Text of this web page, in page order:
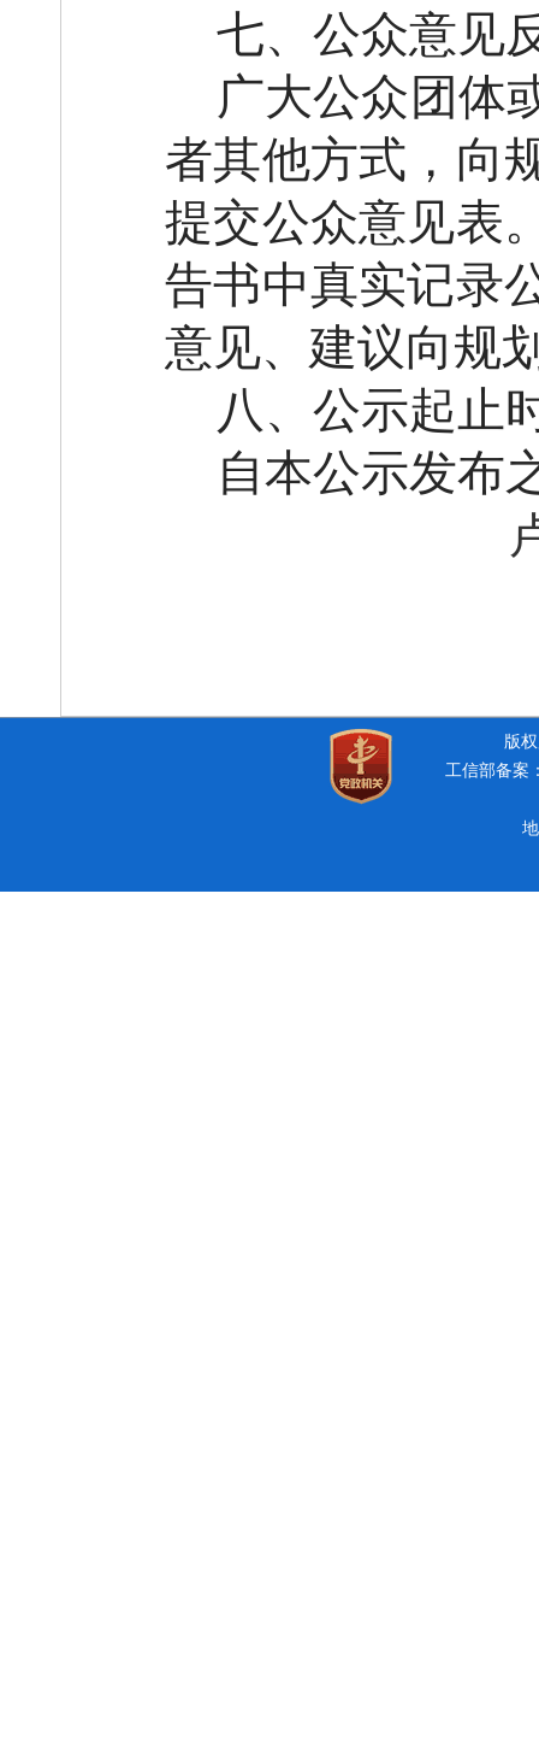
七、公众意见
广大公众团体
者其他方式，向
提交公众意见表
告书中真实记录
意见、建议向规
八、公示起止
自本公示发布
版
工信部备案